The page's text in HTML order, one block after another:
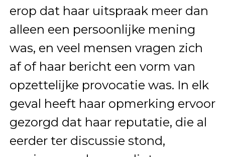
erop dat haar uitspraak meer dan
alleen een persoonlijke mening
was, en veel mensen vragen zich
af of haar bericht een vorm van
opzettelijke provocatie was. In elk
geval heeft haar opmerking ervoor
gezorgd dat haar reputatie, die al
eerder ter discussie stond,